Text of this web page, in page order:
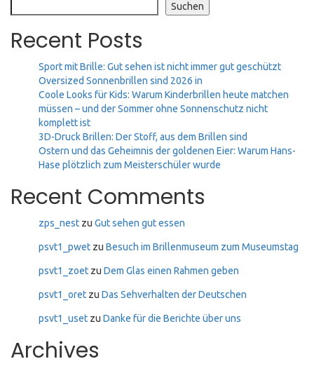
Suchen
Recent Posts
Sport mit Brille: Gut sehen ist nicht immer gut geschützt
Oversized Sonnenbrillen sind 2026 in
Coole Looks für Kids: Warum Kinderbrillen heute matchen
müssen – und der Sommer ohne Sonnenschutz nicht
komplett ist
3D-Druck Brillen: Der Stoff, aus dem Brillen sind
Ostern und das Geheimnis der goldenen Eier: Warum Hans-
Hase plötzlich zum Meisterschüler wurde
Recent Comments
zps_nest zu Gut sehen gut essen
psvt1_pwet zu Besuch im Brillenmuseum zum Museumstag
psvt1_zoet zu Dem Glas einen Rahmen geben
psvt1_oret zu Das Sehverhalten der Deutschen
psvt1_uset zu Danke für die Berichte über uns
Archives